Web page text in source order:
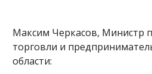
Максим Черкасов, Министр
торговли и
области: